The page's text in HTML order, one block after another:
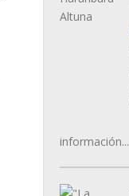
información...